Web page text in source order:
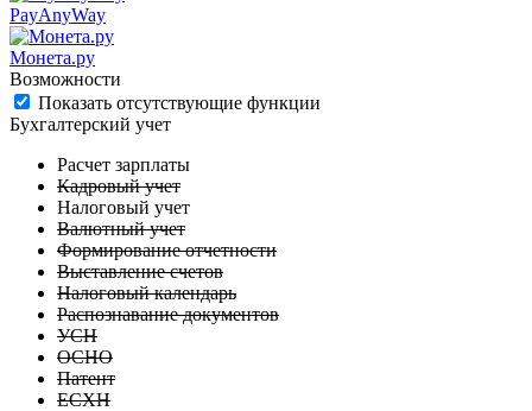
PayAnyWay
Монета.ру
Возможности
Показать отсутствующие функции
Бухгалтерский учет
Расчет зарплаты
Кадровый учет
Налоговый учет
Валютный учет
Формирование отчетности
Выставление счетов
Налоговый календарь
Распознавание документов
УСН
ОСНО
Патент
ЕСХН